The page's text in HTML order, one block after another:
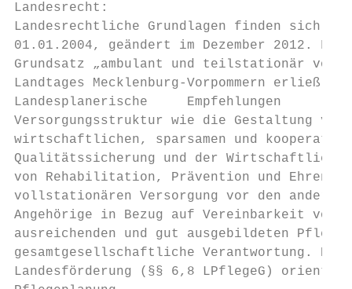
Landesrecht:
Landesrechtliche Grundlagen finden sich
01.01.2004, geändert im Dezember 2012.
Grundsatz „ambulant und teilstationär vor
Landtages Mecklenburg-Vorpommern erließ
Landesplanerische     Empfehlungen
Versorgungsstruktur wie die Gestaltung von
wirtschaftlichen, sparsamen und
Qualitätssicherung und der
von Rehabilitation, Prävention und
vollstationären Versorgung vor den
Angehörige in Bezug auf Vereinbarkeit
ausreichenden und gut ausgebildeten
gesamtgesellschaftliche Verantwortung.
Landesförderung (§§ 6,8 LPflegeG)